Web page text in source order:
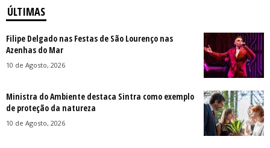
ÚLTIMAS
Filipe Delgado nas Festas de São Lourenço nas
Azenhas do Mar
10 de Agosto, 2026
Ministra do Ambiente destaca Sintra como exemplo
de proteção da natureza
10 de Agosto, 2026